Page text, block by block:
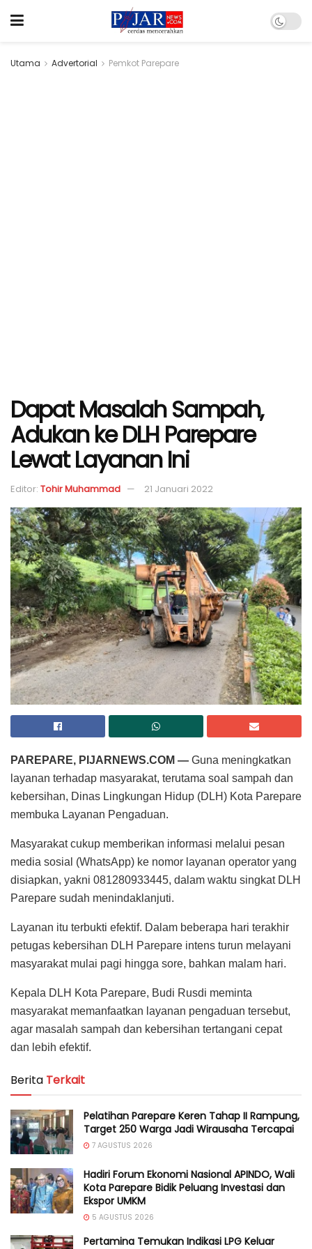
Utama Advertorial Pemkot Parepare
Dapat Masalah Sampah,
Adukan ke DLH Parepare
Lewat Layanan Ini
Editor: Tohir Muhammad 21 Januari 2022
PAREPARE, PIJARNEWS.COM — Guna meningkatkan
layanan terhadap masyarakat, terutama soal sampah dan
kebersihan, Dinas Lingkungan Hidup (DLH) Kota Parepare
membuka Layanan Pengaduan.
Masyarakat cukup memberikan informasi melalui pesan
media sosial (WhatsApp) ke nomor layanan operator yang
disiapkan, yakni 081280933445, dalam waktu singkat DLH
Parepare sudah menindaklanjuti.
Layanan itu terbukti efektif. Dalam beberapa hari terakhir
petugas kebersihan DLH Parepare intens turun melayani
masyarakat mulai pagi hingga sore, bahkan malam hari.
Kepala DLH Kota Parepare, Budi Rusdi meminta
masyarakat memanfaatkan layanan pengaduan tersebut,
agar masalah sampah dan kebersihan tertangani cepat
dan lebih efektif.
Berita Terkait
Pelatihan Parepare Keren Tahap II Rampung,
Target 250 Warga Jadi Wirausaha Tercapai
7 AGUSTUS 2026
Hadiri Forum Ekonomi Nasional APINDO, Wali
Kota Parepare Bidik Peluang Investasi dan
Ekspor UMKM
5 AGUSTUS 2026
Pertamina Temukan Indikasi LPG Keluar